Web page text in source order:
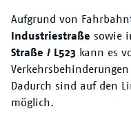
Mobilität
Der VRN
Aufgrund von
Industriestraße sowie
Straße / L523 kann es
Dadurch sind auf den
möglich.